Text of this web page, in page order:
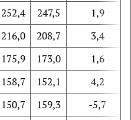
252,4 247,5
1,9
216,0 208,7
3,4
175,9 173,0
1,6
158,7 152,1
4,2
150,7 159,3
-5,7